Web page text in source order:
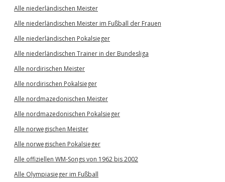
Alle niederländischen Meister
Alle niederländischen Meister im Fußball der Frauen
Alle niederländischen Pokalsieger
Alle niederländischen Trainer in der Bundesliga
Alle nordirischen Meister
Alle nordirischen Pokalsieger
Alle nordmazedonischen Meister
Alle nordmazedonischen Pokalsieger
Alle norwegischen Meister
Alle norwegischen Pokalsieger
Alle offiziellen WM-Songs von 1962 bis 2002
Alle Olympiasieger im Fußball